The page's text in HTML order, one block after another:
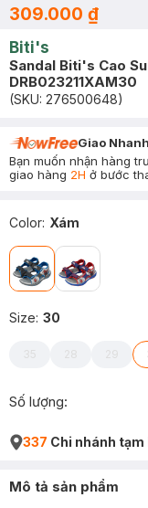
309.000 ₫
Biti's
Sandal Biti's Cao
DRB023211XAM30
(SKU: 276500648)
Giao
Bạn muốn nhận hàng
giao hàng 2H ở bước
Color: Xám
Size: 30
35 28 29
Số lượng:
337 Chi nhánh tạm
Mô tả sản phẩm